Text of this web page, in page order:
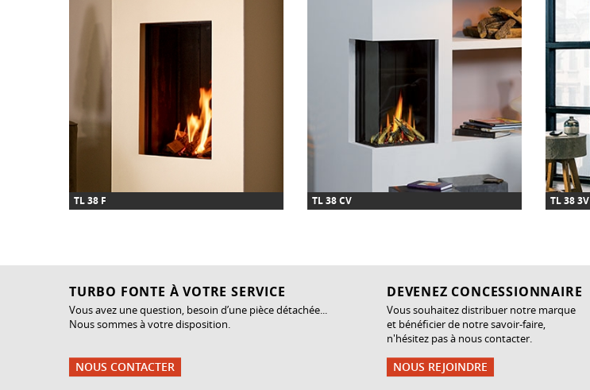
TL 38 F TL 38 CV TL 38 3V
TURBO FONTE À VOTRE SERVICE
Vous avez une question, besoin d’une pièce détachée...
Nous sommes à votre disposition.
NOUS CONTACTER
DEVENEZ CONCESSIONNAIRE
Vous souhaitez distribuer notre marque
et bénéficier de notre savoir-faire,
n'hésitez pas à nous contacter.
NOUS REJOINDRE